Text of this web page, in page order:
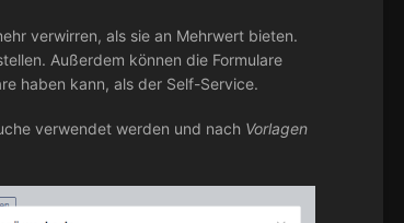
verwirren, als sie an Mehrwert bieten.
Außerdem können die Formulare
haben kann, als der Self-Service.
verwendet werden und nach Vorlagen